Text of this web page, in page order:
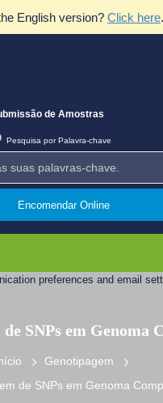
English version? Click here.
de Amostras
Pesquisa por Palavra-chave
Encomendar Online
SNPs em Genoma
Genotipagem
de SNPs em Genoma